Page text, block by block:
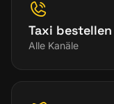
Taxi bestellen
Alle Kanäle